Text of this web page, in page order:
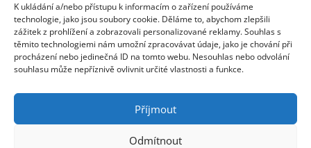
K ukládání a/nebo přístupu k informacím o zařízení používáme
technologie, jako jsou soubory cookie. Děláme to, abychom zlepšili
zážitek z prohlížení a zobrazovali personalizované reklamy. Souhlas s
těmito technologiemi nám umožní zpracovávat údaje, jako je chování při
procházení nebo jedinečná ID na tomto webu. Nesouhlas nebo odvolání
souhlasu může nepříznivě ovlivnit určité vlastnosti a funkce.
Příjmout
Odmítnout
Opavská 6230/29a,708 00 Ostrava-Poruba
Česká republika, +420 596 912 961,
info@zebra.cz